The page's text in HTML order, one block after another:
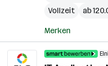
Vollzeit
ab
Merken